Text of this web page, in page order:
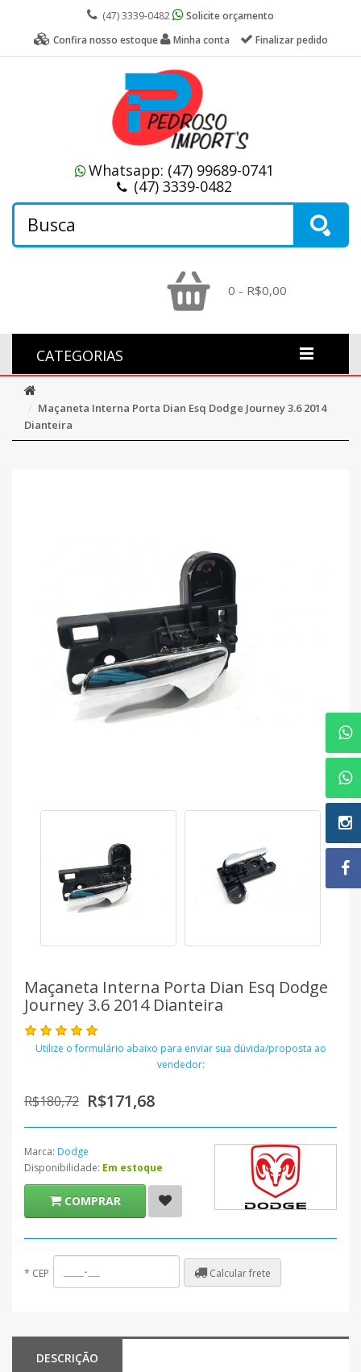
(47) 3339-0482
Solicite orçamento
Confira nosso estoque
Minha conta Finalizar pedido
Whatsapp: (47) 99689-0741
(47) 3339-0482
0 - R$0,00
CATEGORIAS
Maçaneta Interna Porta Dian Esq Dodge Journey 3.6 2014
Dianteira
Maçaneta Interna Porta Dian Esq Dodge
Journey 3.6 2014 Dianteira
Utilize o formulário abaixo para enviar sua dúvida/proposta ao
vendedor:
R$180,72 R$171,68
Marca: Dodge
Disponibilidade: Em estoque
COMPRAR
* CEP Calcular frete
DESCRIÇÃO